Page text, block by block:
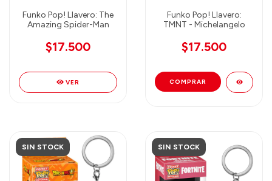
Funko Pop! Llavero: The
Amazing Spider-Man
$17.500
VER
Funko Pop! Llavero:
TMNT - Michelangelo
$17.500
SIN STOCK SIN STOCK